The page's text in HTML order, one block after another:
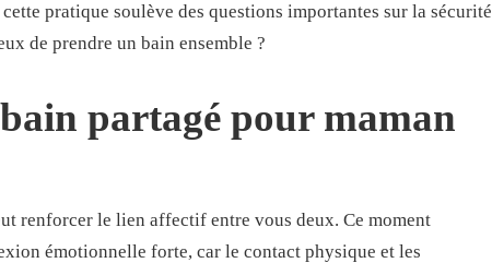
pratique soulève des questions importantes sur la sécurité
de prendre un bain ensemble ?
partagé pour maman
renforcer le lien affectif entre vous deux. Ce moment
émotionnelle forte, car le contact physique et les